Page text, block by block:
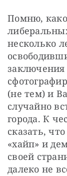
Помню,
несколько
заключения
(не тем) и
случайно
города. К
сказать,
«хайп» и
своей
далеко не